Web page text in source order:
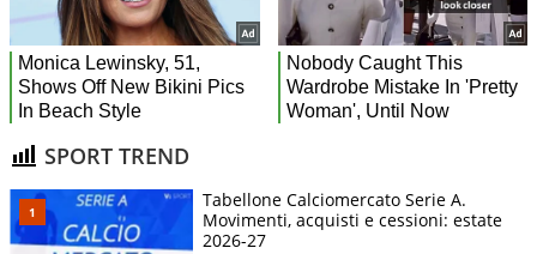
SPORT TREND
Tabellone Calciomercato Serie A.
Movimenti, acquisti e cessioni: estate
2026-27